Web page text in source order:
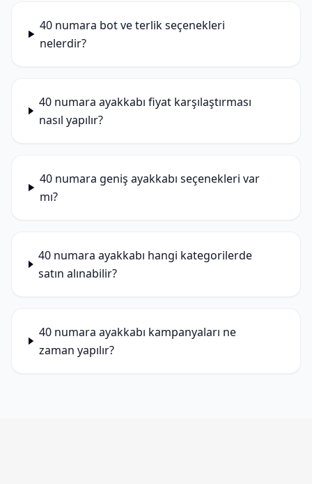
40 numara bot ve terlik seçenekleri
nelerdir?
40 numara ayakkabı fiyat karşılaştırması
nasıl yapılır?
40 numara geniş ayakkabı seçenekleri var
mı?
40 numara ayakkabı hangi kategorilerde
satın alınabilir?
40 numara ayakkabı kampanyaları ne
zaman yapılır?